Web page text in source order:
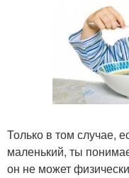
Только в том случае,
маленький, ты
он не может